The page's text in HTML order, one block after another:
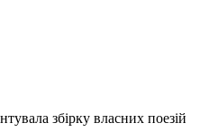
збірку власних поезій